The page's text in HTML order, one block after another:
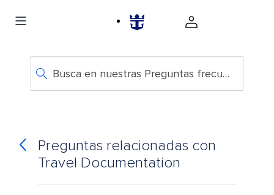
Busca en nuestras Preguntas frecuentes
Preguntas relacionadas con
Travel Documentation